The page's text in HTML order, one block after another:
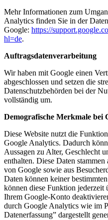
Mehr Informationen zum
Analytics finden Sie in der
Google: https://
hl=de.
Auftragsdatenverarbeitung
Wir haben mit Google einen
abgeschlossen und setzen die
Datenschutzbehörden bei der
vollständig um.
Demografische Merkmale bei
Diese Website nutzt die
Google Analytics. Dadurch
Aussagen zu Alter, Geschlecht
enthalten. Diese Daten
von Google sowie aus
Daten können keiner
können diese Funktion jederzeit
Ihrem Google-Konto
durch Google Analytics wie im
Datenerfassung” dargestellt